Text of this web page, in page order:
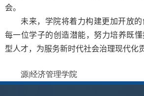
会。
未来，学院将着力构建更加开放
每一位学子的创造潜能，努力培养既
型人才，为服务新时代社会治理现代化
源|经济管理学院